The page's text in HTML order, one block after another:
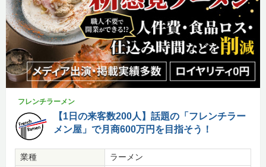
フレンチラーメン
【1日の来客数200人】話題の「フレンチラー
メン屋」で月商600万円を目指そう！
業種
ラーメン